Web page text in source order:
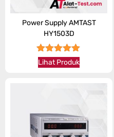
Power Supply AMTAST
HY1503D
★★★★★
Lihat Produk